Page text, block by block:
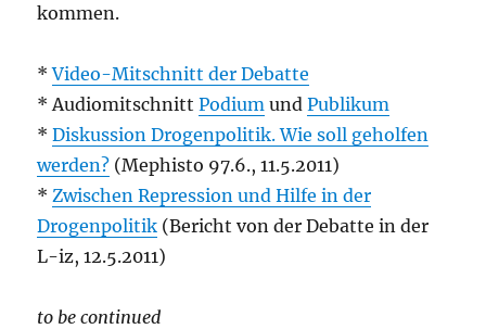
kommen.
*Video-Mitschnitt der Debatte
* AudiomitschnittPodium undPublikum
*Diskussion Drogenpolitik. Wie soll geholfen
werden? (Mephisto 97.6., 11.5.2011)
* Zwischen Repression und Hilfe in der
Drogenpolitik (Bericht von der Debatte in der
L-iz, 12.5.2011)
to be continued